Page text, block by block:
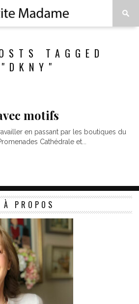
TAGGED
"DKNY"
motifs
en passant par les boutiques du
Cathédrale et...
À PROPOS